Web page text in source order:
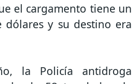
el cargamento tiene un
y su destino era
la Policía antidroga